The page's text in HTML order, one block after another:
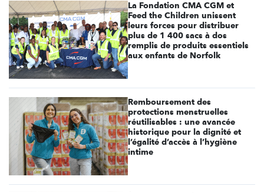
La Fondation CMA CGM et
Feed the Children unissent
leurs forces pour distribuer
plus de 1 400 sacs à dos
remplis de produits essentiels
aux enfants de Norfolk
Remboursement des
protections menstruelles
réutilisables : une avancée
historique pour la dignité et
l’égalité d’accès à l’hygiène
intime